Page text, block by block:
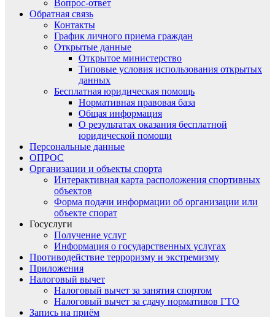
Вопрос-ответ
Обратная связь
Контакты
График личного приема граждан
Открытые данные
Открытое министерство
Типовые условия использования открытых
данных
Бесплатная юридическая помощь
Нормативная правовая база
Общая информация
О результатах оказания бесплатной
юридической помощи
Персональные данные
ОПРОС
Организации и объекты спорта
Интерактивная карта расположения спортивных
объектов
Форма подачи информации об организации или
объекте спорат
Госуслуги
Получение услуг
Информация о государственных услугах
Противодействие терроризму и экстремизму
Приложения
Налоговый вычет
Налоговый вычет за занятия спортом
Налоговый вычет за сдачу нормативов ГТО
Запись на приём